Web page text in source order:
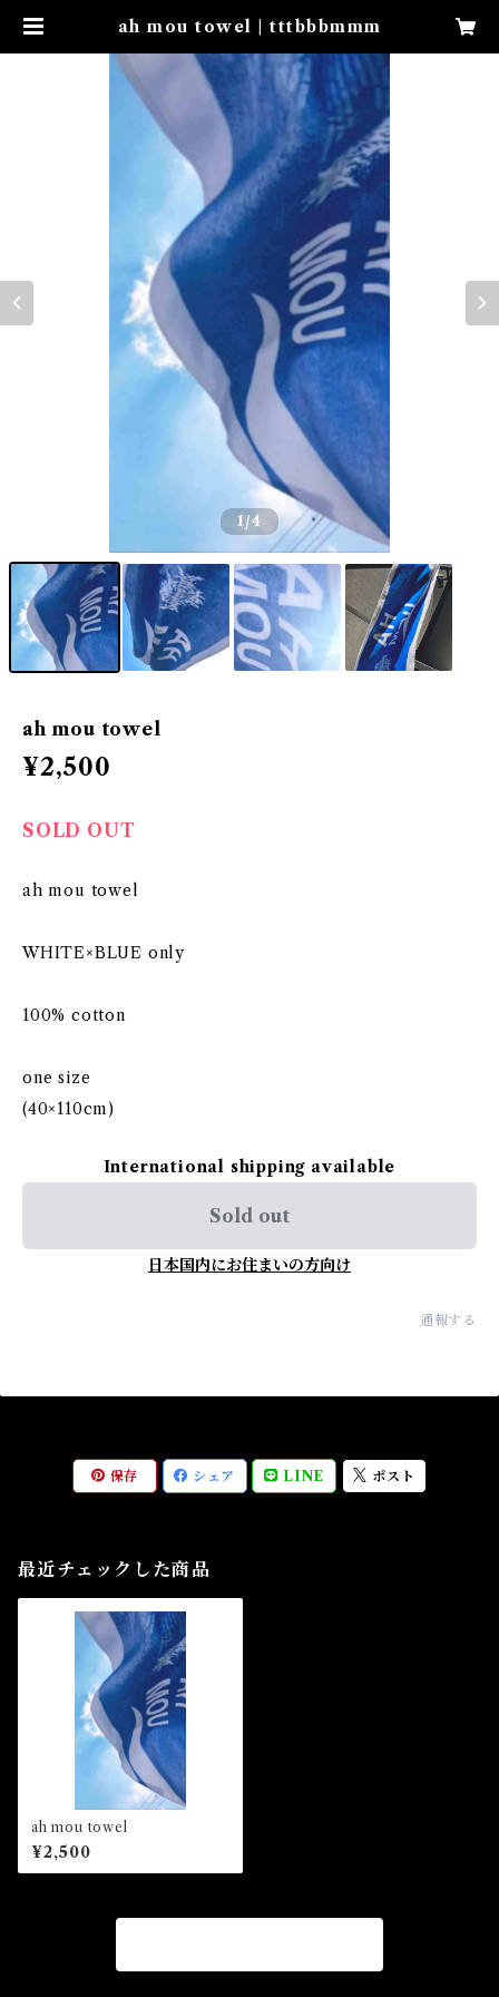
ah mou towel | tttbbbmmm
1/4
ah mou towel
¥2,500
SOLD OUT
ah mou towel
WHITE×BLUE only
100% cotton
one size
(40×110cm)
International shipping available
Sold out
日本国内にお住まいの方向け
通報する
保存 シェア LINE ポスト
最近チェックした商品
ah mou towel
¥2,500